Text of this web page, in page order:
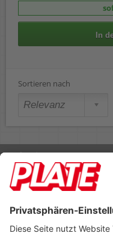
In
Sortieren nach
Rufen Sie uns an 04298 401-0
Lieferbedingungen
Footer anzeigen